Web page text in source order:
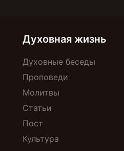
Духовная жизнь
Духовные беседы
Проповеди
Молитвы
Статьи
Пост
Культура